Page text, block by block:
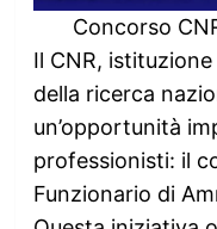
Concorso
Il CNR,
della ricerca
un’opportunità
professionisti: il
Funzionario di